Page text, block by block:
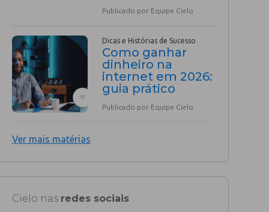
Publicado por Equipe Cielo
Dicas e Histórias de Sucesso
Como ganhar
dinheiro na
internet em 2026:
guia prático
Publicado por Equipe Cielo
Ver mais matérias
Cielo nas redes sociais